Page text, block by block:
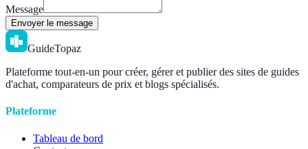
Message
Envoyer le message
GuideTopaz
Plateforme tout-en-un pour créer, gérer et publier des sites de guides
d'achat, comparateurs de prix et blogs spécialisés.
Plateforme
Tableau de bord